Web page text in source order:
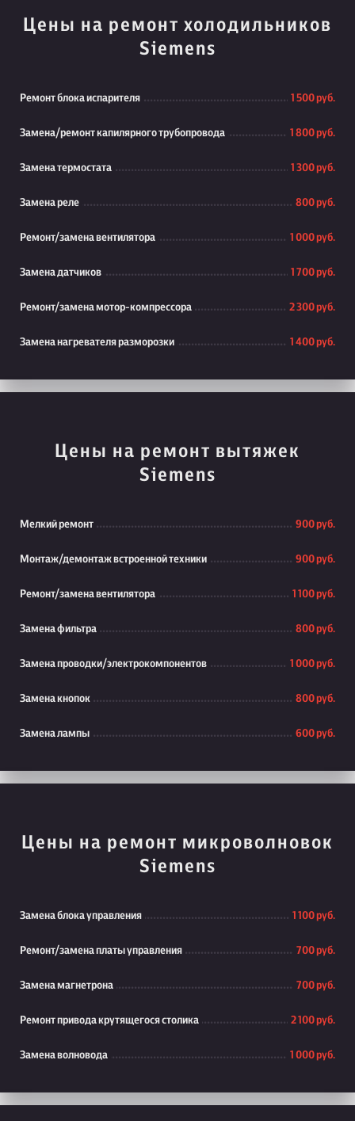
Цены на ремонт холодильников
Siemens
Ремонт блока испарителя 1 500 руб.
Замена/ремонт капилярного трубопровода 1 800 руб.
Замена термостата 1 300 руб.
Замена реле 800 руб.
Ремонт/замена вентилятора 1 000 руб.
Замена датчиков 1 700 руб.
Ремонт/замена мотор-компрессора 2 300 руб.
Замена нагревателя разморозки 1 400 руб.
Цены на ремонт вытяжек
Siemens
Мелкий ремонт 900 руб.
Монтаж/демонтаж встроенной техники 900 руб.
Ремонт/замена вентилятора 1 100 руб.
Замена фильтра 800 руб.
Замена проводки/электрокомпонентов 1 000 руб.
Замена кнопок 800 руб.
Замена лампы 600 руб.
Цены на ремонт микроволновок
Siemens
Замена блока управления 1 100 руб.
Ремонт/замена платы управления 700 руб.
Замена магнетрона 700 руб.
Ремонт привода крутящегося столика 2 100 руб.
Замена волновода 1 000 руб.